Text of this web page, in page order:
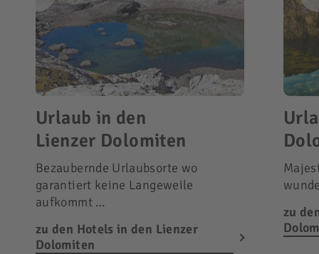
Urlaub in den
Lienzer Dolomiten
Bezaubernde Urlaubsorte wo
garantiert keine Langeweile
aufkommt …
zu den Hotels in den Lienzer
Dolomiten
zu